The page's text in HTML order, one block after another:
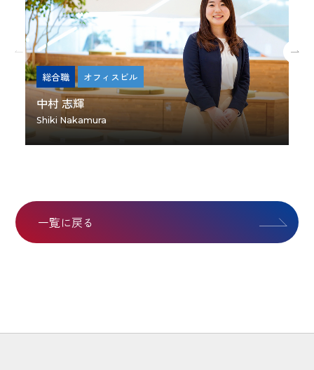
総合職 オフィスビル
中村 志輝
Shiki Nakamura
一覧に戻る